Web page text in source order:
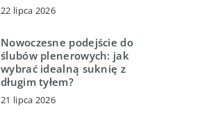
22 lipca 2026
Nowoczesne podejście do
ślubów plenerowych: jak
wybrać idealną suknię z
długim tyłem?
21 lipca 2026